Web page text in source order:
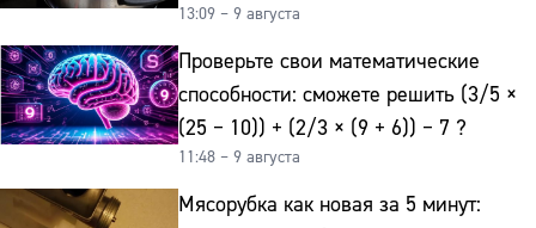
13:09 – 9 августа
Проверьте свои математические
способности: сможете решить (3/5 ×
(25 − 10)) + (2/3 × (9 + 6)) − 7 ?
11:48 – 9 августа
Мясорубка как новая за 5 минут: